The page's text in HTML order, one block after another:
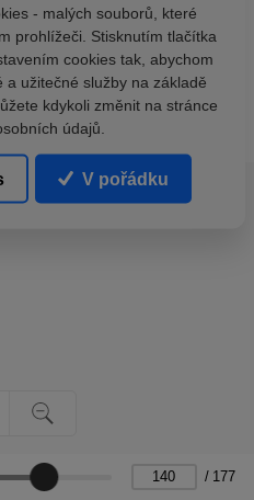
/ 177
- malých souborů, které
prohlížeči. Stisknutím tlačítka
cookies tak, abychom
užitečné služby na základě
kdykoli změnit na stránce
údajů.
V pořádku